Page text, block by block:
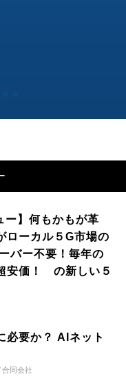
ー】何もかもが革
ローカル５G市場の
バー不要！毎年の
安価！ の新しい５
必要か？ AIネット
同会社